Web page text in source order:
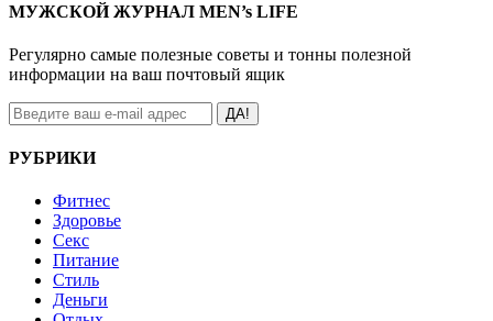
МУЖСКОЙ ЖУРНАЛ MEN’s LIFE
Регулярно самые полезные советы и тонны полезной
информации на ваш почтовый ящик
ДА!
РУБРИКИ
Фитнес
Здоровье
Секс
Питание
Стиль
Деньги